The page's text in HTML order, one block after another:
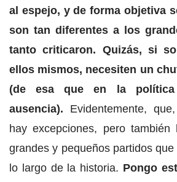
al espejo, y de forma objetiva
son tan diferentes a los
tanto criticaron. Quizás, si
ellos mismos, necesiten un
(de esa que en la
ausencia). Evidentemente,
hay excepciones, pero
grandes y pequeños partidos
lo largo de la historia. Pongo